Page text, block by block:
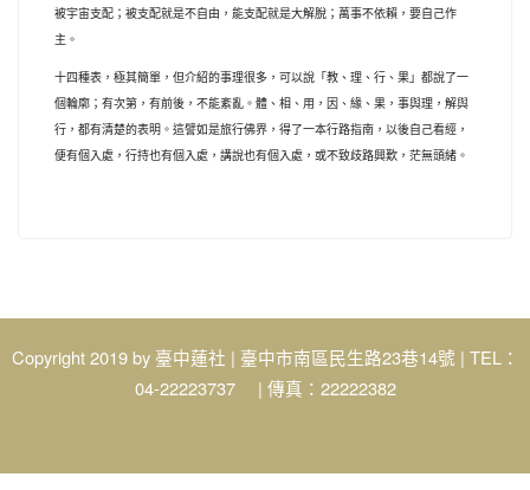
被宇宙支配；被支配就是不自由，能支配就是大解脫；萬事不依賴，要自己作
主。
十四種表，極其簡單，但介紹的事理很多，可以說「教、理、行、果」都說了一
個輪廓；有次第，有前後，不能紊亂。體、相、用，因、緣、果，事與理，解與
行，都有清楚的表明。這譬如是旅行佛界，得了一本行路指南，以後自己看經，
便有個入處，行持也有個入處，講說也有個入處，或不致歧路興歎，茫無頭緒。
Copyright 2019 by 臺中蓮社 | 臺中市南區民生路23巷14號 | TEL：
04-22223737 | 傳真：22222382